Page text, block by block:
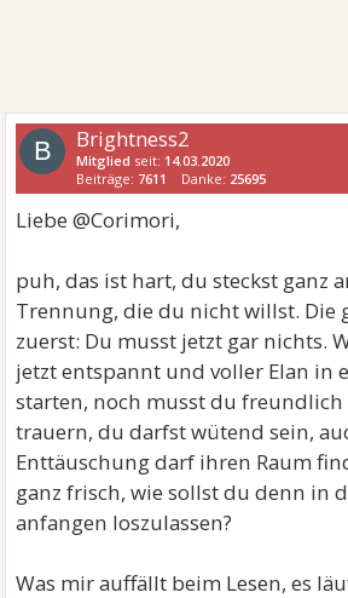
B Brightness2
Mitglied seit: 14.03.2020
Beiträge: 7611 Danke: 25695
Liebe @Corimori,
puh, das ist hart, du steckst ganz
Trennung, die du nicht willst. Die
zuerst: Du musst jetzt gar nichts.
jetzt entspannt und voller Elan in
starten, noch musst du freundlich
trauern, du darfst wütend sein,
Enttäuschung darf ihren Raum
ganz frisch, wie sollst du denn in
anfangen loszulassen?
Was mir auffällt beim Lesen, es